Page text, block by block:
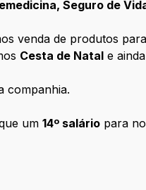
Seguro de
venda de produtos
Cesta de Natal e ainda
companhia.
um14º salário para